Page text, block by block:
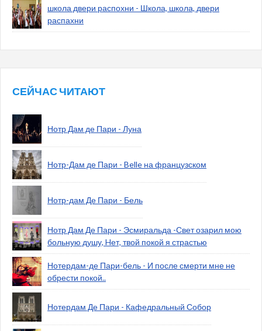
школа двери распохни - Школа, школа, двери
распахни
СЕЙЧАС ЧИТАЮТ
Нотр Дам де Пари - Луна
Нотр-Дам де Пари - Belle на французском
Нотр-дам Де Пари - Бель
Нотр Дам Де Пари - Эсмиральда -Свет озарил мою
больную душу, Hет, твой покой я страстью
Нотердам-де Пари-бель - И после смерти мне не
обрести покой..
Нотердам Де Пари - Кафедральный Собор